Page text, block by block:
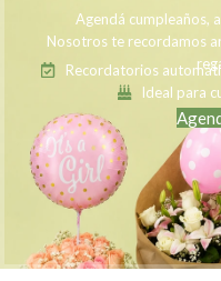
Agendá cumpleaños,
Nosotros te recordamos
Recordatorios
Ideal para